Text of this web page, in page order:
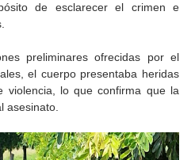
de esclarecer el crimen e
preliminares ofrecidas por el
el cuerpo presentaba heridas
violencia, lo que confirma que la
asesinato.